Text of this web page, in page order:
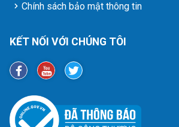
Chính sách bảo mật thông tin
KẾT NỐI VỚI CHÚNG TÔI